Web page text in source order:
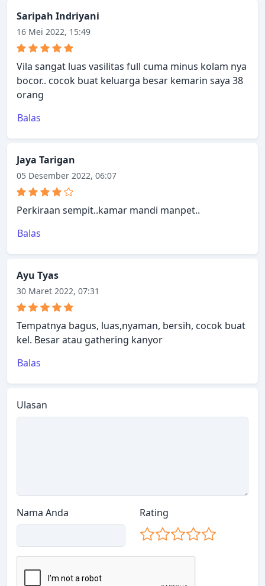
Saripah Indriyani
16 Mei 2022, 15:49
Vila sangat luas vasilitas full cuma minus kolam nya
bocor.. cocok buat keluarga besar kemarin saya 38
orang
Balas
Jaya Tarigan
05 Desember 2022, 06:07
Perkiraan sempit..kamar mandi manpet..
Balas
Ayu Tyas
30 Maret 2022, 07:31
Tempatnya bagus, luas,nyaman, bersih, cocok buat
kel. Besar atau gathering kanyor
Balas
Ulasan
Nama Anda Rating